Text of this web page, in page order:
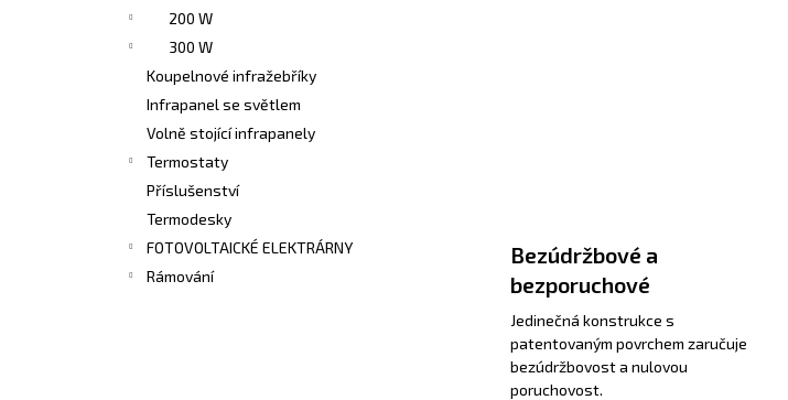
200 W
300 W
Koupelnové infražebříky
Infrapanel se světlem
Volně stojící infrapanely
Termostaty
Příslušenství
Termodesky
FOTOVOLTAICKÉ ELEKTRÁRNY
Rámování
Bezúdržbové a
bezporuchové
Jedinečná konstrukce s
patentovaným povrchem zaručuje
bezúdržbovost a nulovou
poruchovost.